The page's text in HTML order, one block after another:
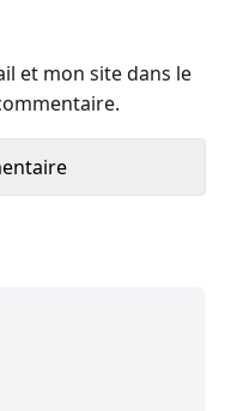
et mon site dans le